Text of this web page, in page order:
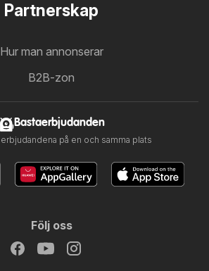
Partnerskap
Hur man annonserar
B2B-zon
Bastaerbjudanden
på en och samma plats
Följ oss